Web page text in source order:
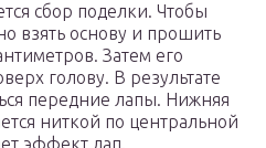
сбор поделки. Чтобы
взять основу и прошить
Затем его
голову. В результате
передние лапы. Нижняя
ниткой по центральной
эффект лап.